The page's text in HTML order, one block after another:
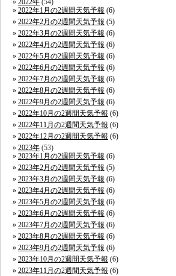
2022年 (54)
2022年1月の2週間天気予報 (6)
2022年2月の2週間天気予報 (5)
2022年3月の2週間天気予報 (6)
2022年4月の2週間天気予報 (6)
2022年5月の2週間天気予報 (6)
2022年6月の2週間天気予報 (6)
2022年7月の2週間天気予報 (6)
2022年8月の2週間天気予報 (6)
2022年9月の2週間天気予報 (6)
2022年10月の2週間天気予報 (6)
2022年11月の2週間天気予報 (6)
2022年12月の2週間天気予報 (6)
2023年 (53)
2023年1月の2週間天気予報 (6)
2023年2月の2週間天気予報 (5)
2023年3月の2週間天気予報 (6)
2023年4月の2週間天気予報 (6)
2023年5月の2週間天気予報 (6)
2023年6月の2週間天気予報 (6)
2023年7月の2週間天気予報 (6)
2023年8月の2週間天気予報 (6)
2023年9月の2週間天気予報 (6)
2023年10月の2週間天気予報 (6)
2023年11月の2週間天気予報 (6)